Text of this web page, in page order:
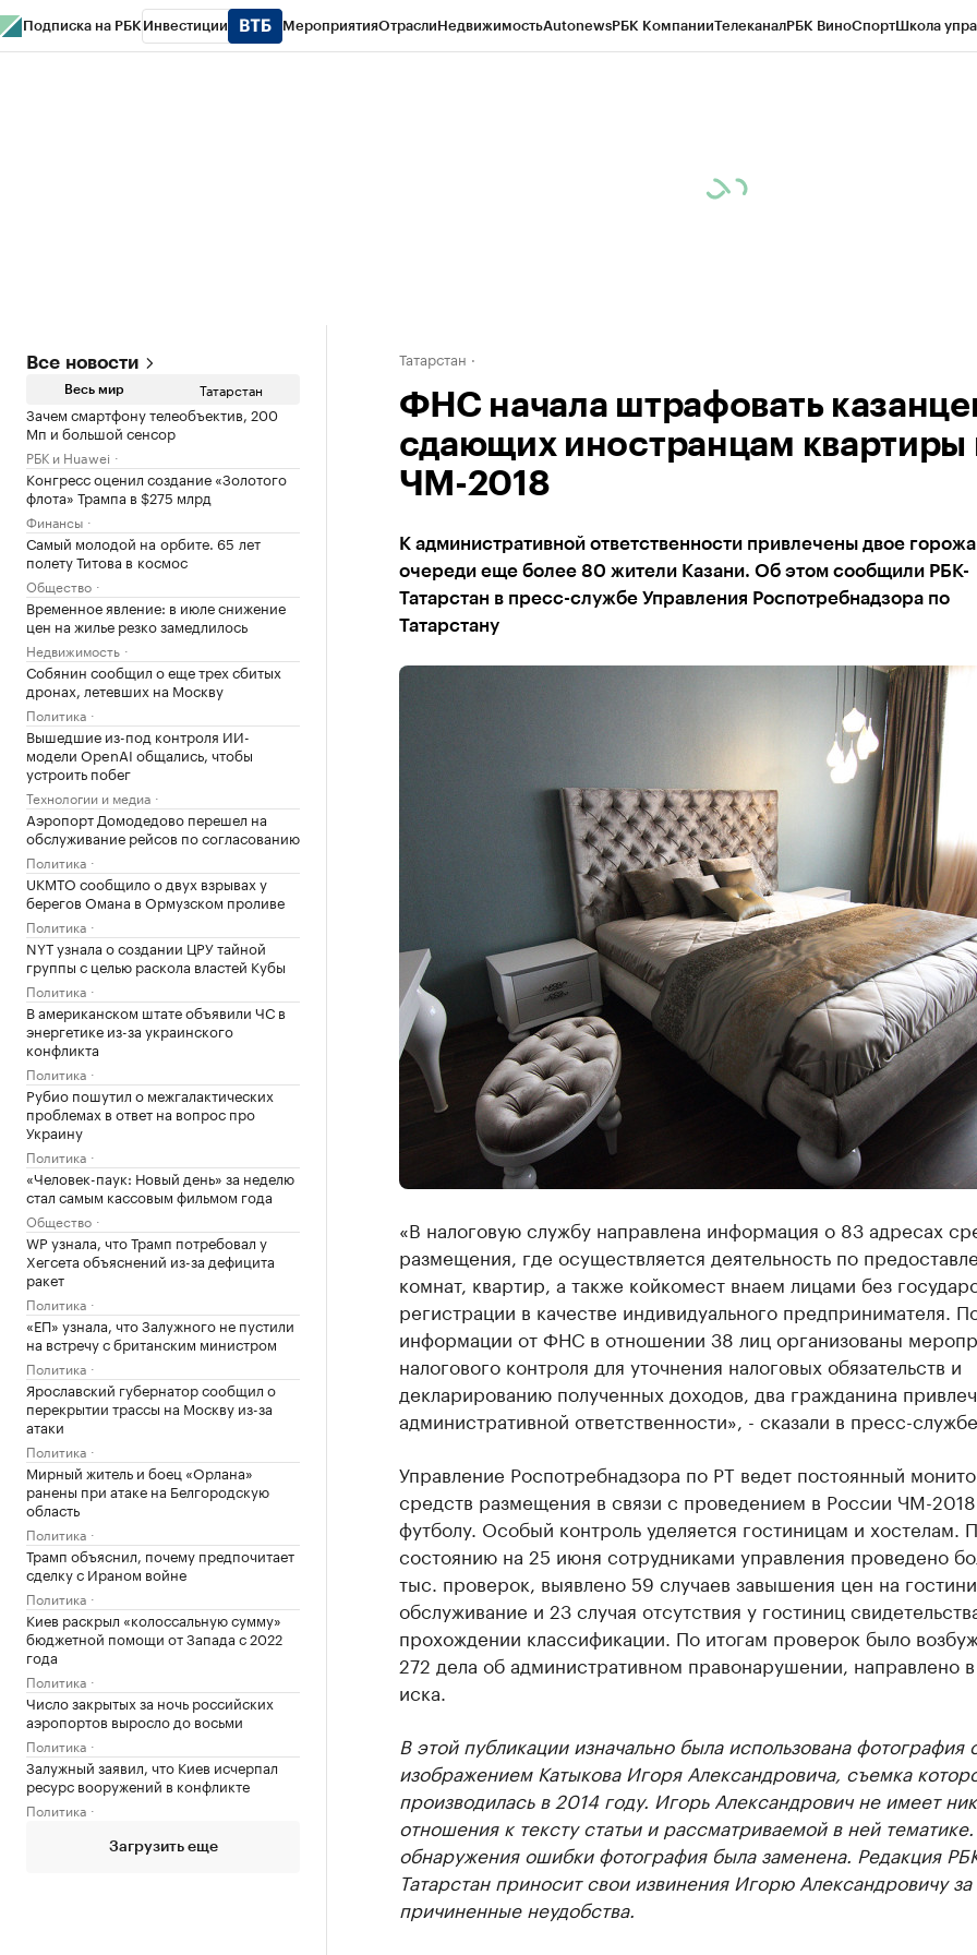
Подписка на РБК Инвестиции МероприятияОтраслиНедвижимостьAutonewsРБК КомпанииТелеканалРБК ВиноСпортШкола
Все новости
Весь мир Татарстан
Зачем смартфону телеобъектив, 200
Мп и большой сенсор
РБК и Huawei
Конгресс оценил создание «Золотого
флота» Трампа в $275 млрд
Финансы
Самый молодой на орбите. 65 лет
полету Титова в космос
Общество
Временное явление: в июле снижение
цен на жилье резко замедлилось
Недвижимость
Собянин сообщил о еще трех сбитых
дронах, летевших на Москву
Политика
Вышедшие из-под контроля ИИ-
модели OpenAI общались, чтобы
устроить побег
Технологии и медиа
Аэропорт Домодедово перешел на
обслуживание рейсов по согласованию
Политика
UKMTO сообщило о двух взрывах у
берегов Омана в Ормузском проливе
Политика
NYT узнала о создании ЦРУ тайной
группы с целью раскола властей Кубы
Политика
В американском штате объявили ЧС в
энергетике из-за украинского
конфликта
Политика
Рубио пошутил о межгалактических
проблемах в ответ на вопрос про
Украину
Политика
«Человек-паук: Новый день» за неделю
стал самым кассовым фильмом года
Общество
WP узнала, что Трамп потребовал у
Хегсета объяснений из-за дефицита
ракет
Политика
«ЕП» узнала, что Залужного не пустили
на встречу с британским министром
Политика
Ярославский губернатор сообщил о
перекрытии трассы на Москву из-за
атаки
Политика
Мирный житель и боец «Орлана»
ранены при атаке на Белгородскую
область
Политика
Трамп объяснил, почему предпочитает
сделку с Ираном войне
Политика
Киев раскрыл «колоссальную сумму»
бюджетной помощи от Запада с 2022
года
Политика
Число закрытых за ночь российских
аэропортов выросло до восьми
Политика
Залужный заявил, что Киев исчерпал
ресурс вооружений в конфликте
Политика
Загрузить еще
Татарстан
ФНС начала штрафовать
сдающих иностранцам квартиры
ЧМ-2018
К административной ответственности привлечены двое
очереди еще более 80 жители Казани. Об этом сообщили РБК-
Татарстан в пресс-службе Управления Роспотребнадзора по
Татарстану
«В налоговую службу направлена информация о 83 адресах
размещения, где осуществляется деятельность по
комнат, квартир, а также койкомест внаем лицами без
регистрации в качестве индивидуального предпринимателя.
информации от ФНС в отношении 38 лиц организованы
налогового контроля для уточнения налоговых обязательств и
декларированию полученных доходов, два гражданина
административной ответственности», - сказали в пресс-
Управление Роспотребнадзора по РТ ведет постоянный
средств размещения в связи с проведением в России ЧМ-
футболу. Особый контроль уделяется гостиницам и хостелам.
состоянию на 25 июня сотрудниками управления проведено
тыс. проверок, выявлено 59 случаев завышения цен на
обслуживание и 23 случая отсутствия у гостиниц
прохождении классификации. По итогам проверок было
272 дела об административном правонарушении, направлено
иска.
В этой публикации изначально была использована фотография
изображением Катыкова Игоря Александровича, съемка
производилась в 2014 году. Игорь Александрович не имеет
отношения к тексту статьи и рассматриваемой в ней
обнаружения ошибки фотография была заменена. Редакция
Татарстан приносит свои извинения Игорю Александровичу за
причиненные неудобства.